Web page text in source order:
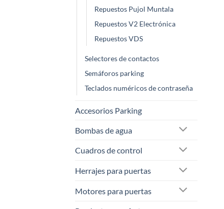
Repuestos Pujol Muntala
Repuestos V2 Electrónica
Repuestos VDS
Selectores de contactos
Semáforos parking
Teclados numéricos de contraseña
Accesorios Parking
Bombas de agua
Cuadros de control
Herrajes para puertas
Motores para puertas